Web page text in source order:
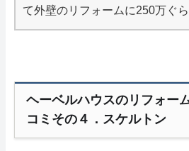
て外壁のリフォームに250万ぐ
ヘーベルハウスのリフォー
コミその４．スケルトン